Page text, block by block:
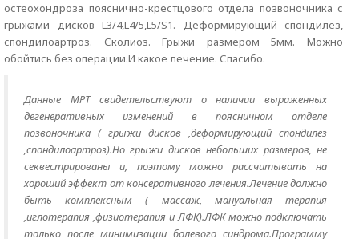
остеохондроза пояснично-крестцового отдела позвоночника с
грыжами дисков L3/4,L4/5,L5/S1. Деформирующий спондилез,
спондилоартроз. Сколиоз. Грыжи размером 5мм. Можно
обойтись без операции.И какое лечение. Спасибо.
Данные МРТ свидетельствуют о наличии выраженных
дегенеративных изменений в поясничном отделе
позвоночника ( грыжи дисков ,деформирующий спондилез
,спондилоартроз).Но грыжи дисков небольших размеров, не
секвестрированы и, поэтому можно рассчитывать на
хороший эффект от консеративного лечения.Лечение должно
быть комплексным ( массаж, мануальная терапия
,иглотерапия ,физиотерапия и ЛФК).ЛФК можно подключать
только после минимизации болевого синдрома.Программу